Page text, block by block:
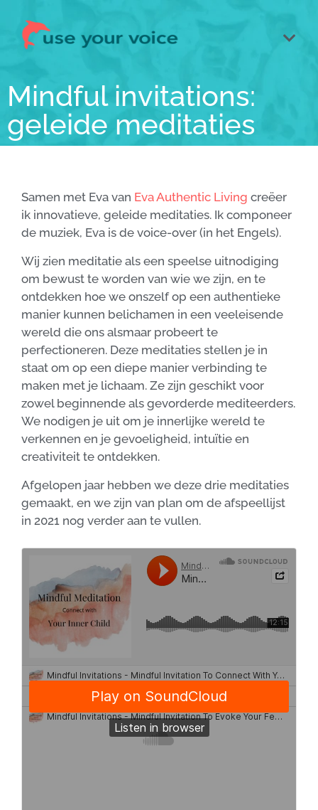
Mindful invitations:
geleide meditaties
Samen met Eva van Eva Authentic Living creëer
ik innovatieve, geleide meditaties. Ik componeer
de muziek, Eva is de voice-over (in het Engels).
Wij zien meditatie als een speelse uitnodiging
om bewust te worden van wie we zijn, en te
ontdekken hoe we onszelf op een authentieke
manier kunnen belichamen in een veeleisende
wereld die ons alsmaar probeert te
perfectioneren. Deze meditaties stellen je in
staat om op een diepe manier verbinding te
maken met je lichaam. Ze zijn geschikt voor
zowel beginnende als gevorderde mediteerders.
We nodigen je uit om je innerlijke wereld te
verkennen en je gevoeligheid, intuïtie en
creativiteit te ontdekken.
Afgelopen jaar hebben we deze drie meditaties
gemaakt, en we zijn van plan om de afspeellijst
in 2021 nog verder aan te vullen.